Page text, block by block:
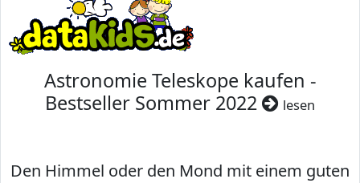
Astronomie Teleskope kaufen -
Bestseller Sommer 2022
lesen
Den Himmel oder den Mond mit einem guten